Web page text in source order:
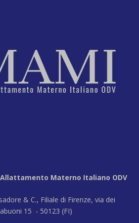
Materno Italiano ODV
& C., Filiale di Firenze, via dei
15 - 50123 (FI)